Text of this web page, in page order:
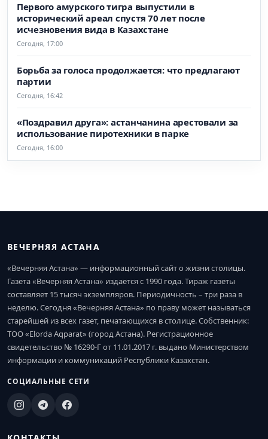
Первого амурского тигра выпустили в
исторический ареал спустя 70 лет после
исчезновения вида в Казахстане
Сегодня, 17:00
Борьба за голоса продолжается: что предлагают
партии
Сегодня, 16:42
«Поздравил друга»: астанчанина арестовали за
использование пиротехники в парке
Сегодня, 16:00
ВЕЧЕРНЯЯ АСТАНА
«Вечерняя Астана» — информационный сайт о жизни столицы.
Газета «Вечерняя Астана» издается с 1990 года. Тираж газеты
составляет 15 тысяч экземпляров. Периодичность – три раза в
неделю. Сегодня «Вечерняя Астана» по праву может называться
старейшей из всех газет, печатающихся в столице. Собственник:
ТОО «Elorda Aqparat» (город Астана). Регистрационное
свидетельство № 16290-Г от 11.01.2017 г. выдано Министерством
информации и коммуникаций Республики Казахстан.
СОЦИАЛЬНЫЕ СЕТИ